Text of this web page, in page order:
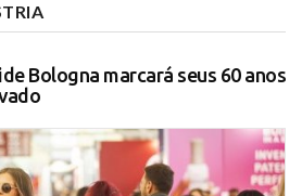
Bologna marcará seus 60 anos